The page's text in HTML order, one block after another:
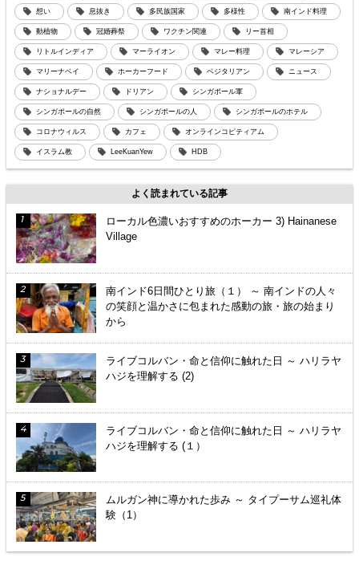
想い 息抜き 多民族国家 多様性 南インド料理
動植物 冠婚葬祭 ワクチン関連 リー首相
リトルインディア マーライオン マレー料理 マレーシア
マリーナベイ ホーカーフード ベジタリアン ニュース
ナショナルデー ドリアン シンガポール軍
シンガポールの自然 シンガポールの人 シンガポールのホテル
コロナウィルス カフェ オンラインコピティアム
イスラム教 LeeKuanYew HDB
よく読まれている記事
ローカル色濃いおすすめのホーカー 3) Hainanese
Village
南インド6日間ひとり旅（１） ～ 南インドの人々
の笑顔と温かさに包まれた感動の旅・旅の始まり
から
ライブコルバン・命と信仰に触れた日 ～ ハリラヤ
ハジを理解する (2)
ライブコルバン・命と信仰に触れた日 ～ ハリラヤ
ハジを理解する (１）
ムルガン神に導かれた歩み ～ タイプーサム巡礼体
験（1）